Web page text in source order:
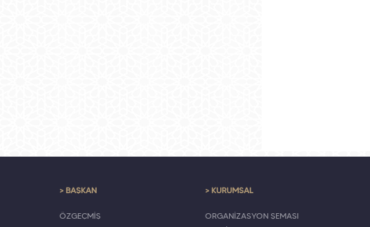
> BAŞKAN
ÖZGEÇMİŞ
> KURUMSAL
ORGANİZASYON ŞEMASI